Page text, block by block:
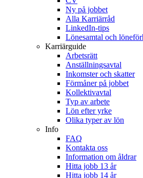
Ny på jobbet
Alla Karriärråd
LinkedIn-tips
Lönesamtal och
Karriärguide
Arbetsrätt
Anställningsavtal
Inkomster och skatter
Förmåner på jobbet
Kollektivavtal
Typ av arbete
Lön efter yrke
Olika typer av lön
Info
FAQ
Kontakta oss
Information om åldrar
Hitta jobb 13 år
Hitta jobb 14 år